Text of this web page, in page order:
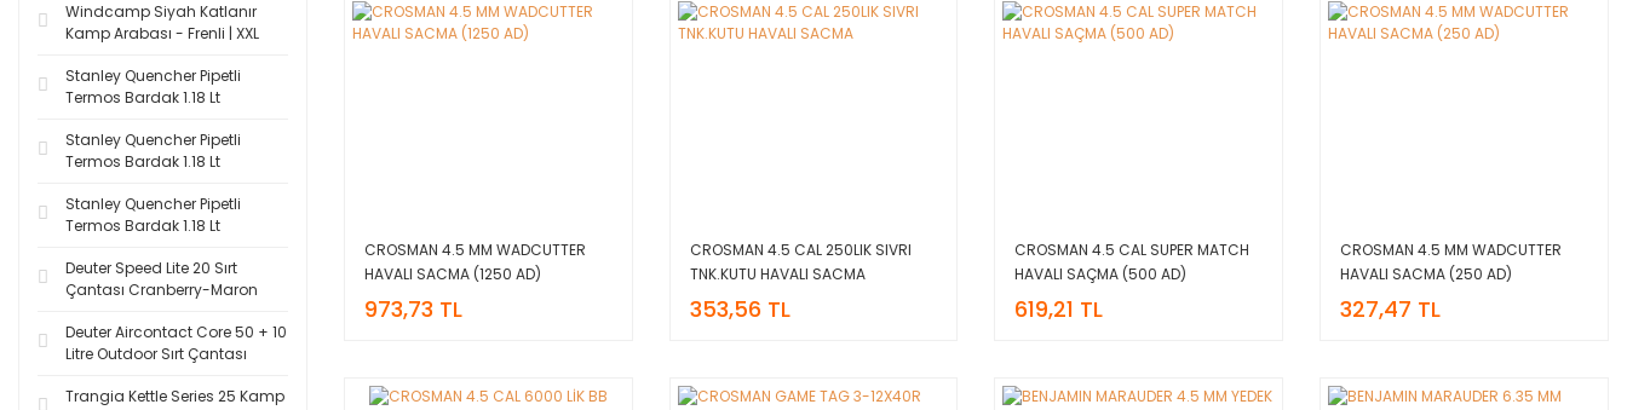
Windcamp Siyah Katlanır
Kamp Arabası - Frenli | XXL
Stanley Quencher Pipetli
Termos Bardak 1.18 Lt
Stanley Quencher Pipetli
Termos Bardak 1.18 Lt
Stanley Quencher Pipetli
Termos Bardak 1.18 Lt
Deuter Speed Lite 20 Sırt
Çantası Cranberry-Maron
Deuter Aircontact Core 50 + 10
Litre Outdoor Sırt Çantası
Trangia Kettle Series 25 Kamp
CROSMAN 4.5 MM WADCUTTER
HAVALI SACMA (1250 AD)
973,73 TL
CROSMAN 4.5 CAL 250LIK SIVRI
TNK.KUTU HAVALI SACMA
353,56 TL
CROSMAN 4.5 CAL SUPER MATCH
HAVALI SAÇMA (500 AD)
619,21 TL
CROSMAN 4.5 MM WADCUTTER
HAVALI SACMA (250 AD)
327,47 TL